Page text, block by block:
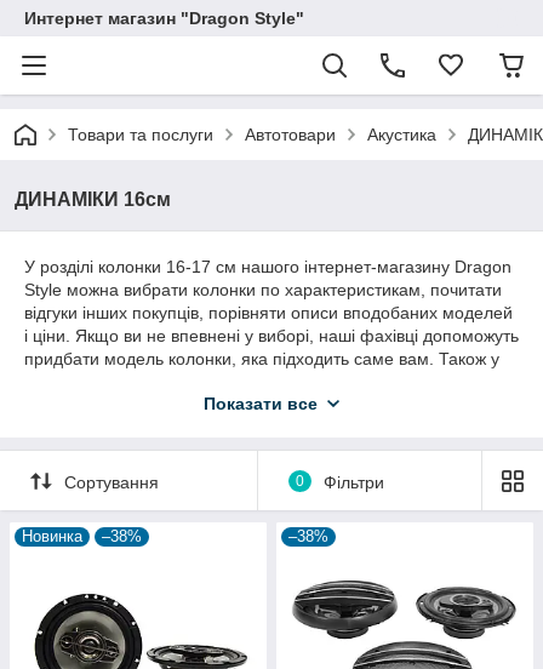
Интернет магазин "Dragon Style"
Товари та послуги Автотовари Акустика
ДИНАМІКИ 16см
У розділі колонки 16-17 см нашого інтернет-магазину Dragon
Style можна вибрати колонки по характеристикам, почитати
відгуки інших покупців, порівняти описи вподобаних моделей
і ціни. Якщо ви не впевнені у виборі, наші фахівці допоможуть
придбати модель колонки, яка підходить саме вам. Також у
доставку. Для вас – широкий вибір привабливі ціни на
Показати все
Сортування 0 Фільтри
Новинка –38% –38%